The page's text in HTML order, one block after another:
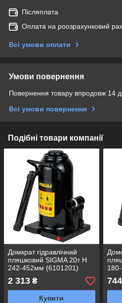
Післяплата
Оплата на роозрахунковий
Всі умови оплати
Умови повернення
Повернення товару впродовж 14
Всі умови повернення
Подібні товари компанії
Домкрат гідравлічний
пляшковий SIGMA 20т H
242-452мм (6101201)
2 313 ₴
Купити
744